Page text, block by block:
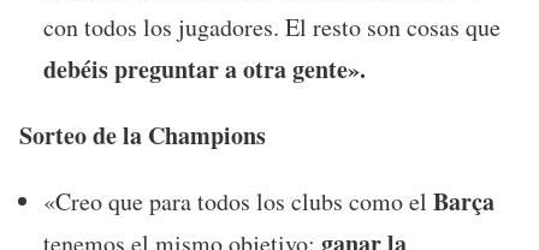
con todos los jugadores. El resto son cosas que
debéis preguntar a otra gente».
Sorteo de la Champions
«Creo que para todos los clubs como el Barça
tenemos el mismo objetivo: ganar la